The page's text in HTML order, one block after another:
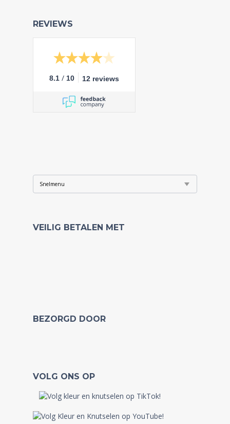
REVIEWS
8.1 / 10 12 reviews
VEILIG BETALEN MET
BEZORGD DOOR
VOLG ONS OP